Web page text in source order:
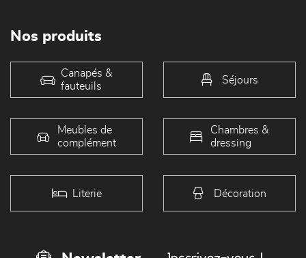
Nos produits
Canapés &
fauteuils
Séjours
Meubles de
complément
Chambres &
dressing
Literie Décoration